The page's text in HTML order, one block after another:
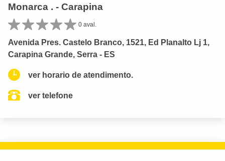
Monarca . - Carapina
0 aval.
Avenida Pres. Castelo Branco, 1521, Ed Planalto Lj 1,
Carapina Grande, Serra - ES
ver horario de atendimento.
ver telefone